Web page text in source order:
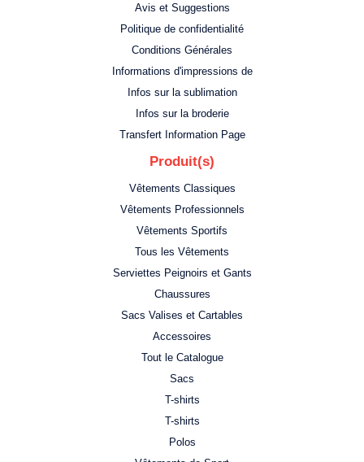
Avis et Suggestions
Politique de confidentialité
Conditions Générales
Informations d'impressions de
Infos sur la sublimation
Infos sur la broderie
Transfert Information Page
Produit(s)
Vêtements Classiques
Vêtements Professionnels
Vêtements Sportifs
Tous les Vêtements
Serviettes Peignoirs et Gants
Chaussures
Sacs Valises et Cartables
Accessoires
Tout le Catalogue
Sacs
T-shirts
T-shirts
Polos